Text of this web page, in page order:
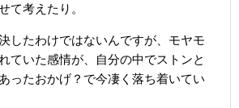
て考えたり。
したわけではないんですが、モヤモ
ていた感情が、自分の中でストンと
ったおかげ？で今凄く落ち着いてい